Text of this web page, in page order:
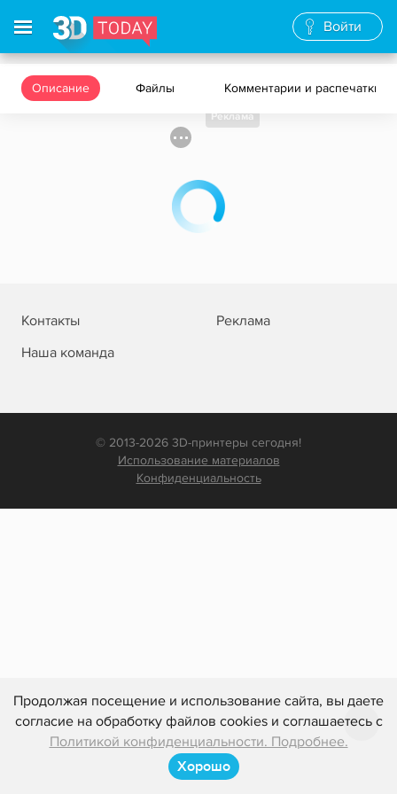
Продолжая посещение и использование сайта, вы даете
согласие на обработку файлов cookies и соглашаетесь с
Политикой конфиденциальности. Подробнее.
Хорошо
Войти
Описание Файлы Комментарии и распечатки
Реклама
Контакты
Реклама
Наша команда
© 2013-2026 3D-принтеры сегодня!
Использование материалов
Конфиденциальность